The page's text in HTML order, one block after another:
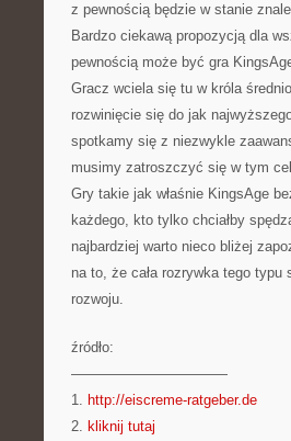
z pewnością będzie w stanie
Bardzo ciekawą propozycją dla
pewnością może być gra
Gracz wciela się tu w króla
rozwinięcie się do jak
spotkamy się z niezwykle
musimy zatroszczyć się w tym
Gry takie jak właśnie KingsAge
każdego, kto tylko chciałby
najbardziej warto nieco bliżej
na to, że cała rozrywka tego
rozwoju.
źródło:
———————————
1. http://eiscreme-ratgeber.de
2. kliknij tutaj